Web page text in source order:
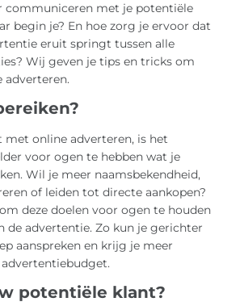
communiceren met je potentiële
begin je? En hoe zorg je ervoor dat
eruit springt tussen alle
Wij geven je tips en tricks om
adverteren.
met online adverteren, is het
voor ogen te hebben wat je
Wil je meer naamsbekendheid,
of leiden tot directe aankopen?
deze doelen voor ogen te houden
de advertentie. Zo kun je gerichter
aanspreken en krijg je meer
potentiële klant?